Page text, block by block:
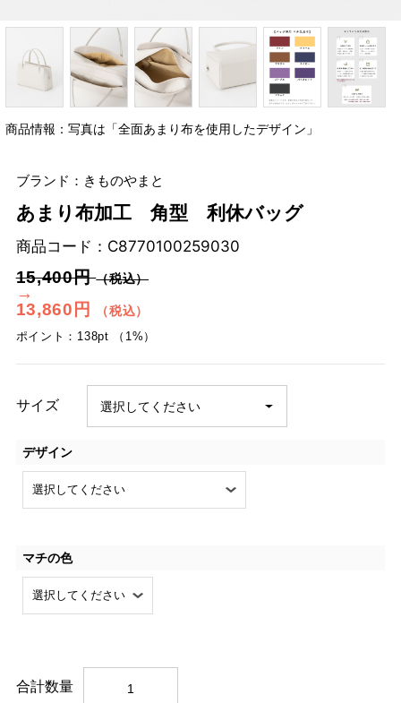
商品情報：写真は「全面あまり布を使用したデザイン」
ブランド：きものやまと
あまり布加工 角型 利休バッグ
商品コード： C8770100259030
15,400円（税込）
→
13,860円
（税込）
ポイント：138pt （1%）
サイズ
デザイン
マチの色
合計数量